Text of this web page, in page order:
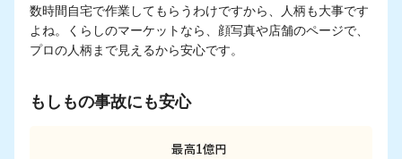
数時間自宅で作業してもらうわけですから、人柄も大事です
よね。くらしのマーケットなら、顔写真や店舗のページで、
プロの人柄まで見えるから安心です。
もしもの事故にも安心